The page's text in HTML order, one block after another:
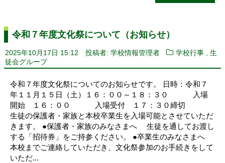
令和７年度文化祭について（お知らせ）
2025年10月17日 15:12 投稿者: 学校情報管理者 学校行事 ,生
徒会グループ
令和７年度文化祭についてのお知らせです。 日時：令和７
年１１月１５日（土）１６：００～１８：３０ 入場
開始 １６：００ 入場受付 １７：３０締切
生徒の保護者・家族と本校卒業生を入場可能とさせていただ
きます。 ●保護者・家族のみなさまへ 生徒を通してお渡し
する「招待券」をご持参ください。 ●卒業生のみなさまへ
本校までご連絡していただき、文化祭参加のお手続きをして
いただ...